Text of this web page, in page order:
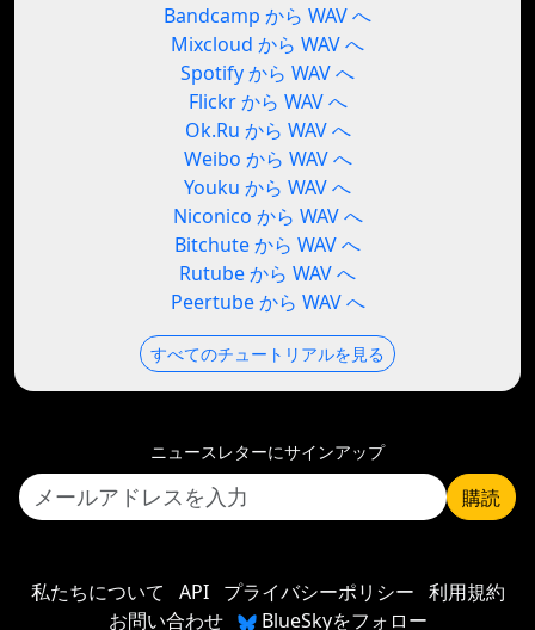
Bandcamp から WAV へ
Mixcloud から WAV へ
Spotify から WAV へ
Flickr から WAV へ
Ok.Ru から WAV へ
Weibo から WAV へ
Youku から WAV へ
Niconico から WAV へ
Bitchute から WAV へ
Rutube から WAV へ
Peertube から WAV へ
すべてのチュートリアルを見る
ニュースレターにサインアップ
購読
私たちについて API プライバシーポリシー 利用規約
お問い合わせ
BlueSkyをフォロー